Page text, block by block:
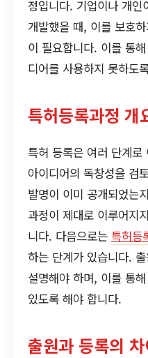
정입니다. 기업이나 개
개발했을 때, 이를 보호
이 필요합니다. 이를 통
디어를 사용하지 못하도
특허등록과정 개
특허 등록은 여러 단계
아이디어의 독창성을 검
발명이 이미 공개되었는
과정이 제대로 이루어지
니다. 다음으로는 특허등
하는 단계가 있습니다.
설명해야 하며, 이를 통
있도록 해야 합니다.
출원과 등록의 차